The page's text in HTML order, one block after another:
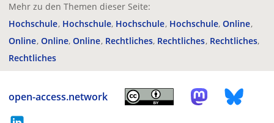
Mehr zu den Themen dieser Seite:
Hochschule Hochschule Hochschule Hochschule Online
Online Online Online Rechtliches Rechtliches Rechtliches
Rechtliches
open-access.network